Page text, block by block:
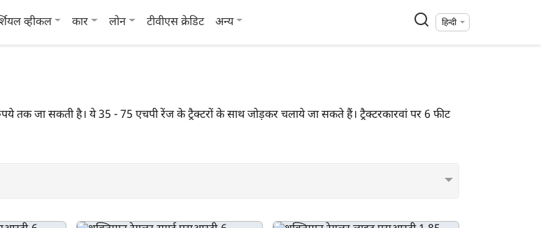
व्हीकल कार लोन टीवीएस क्रेडिट अन्य हिन्दी
तक जा सकती है। ये 35 - 75 एचपी रेंज के ट्रैक्टरों के साथ जोड़कर चलाये जा सकते हैं। ट्रैक्टरकारवां पर 6 फीट